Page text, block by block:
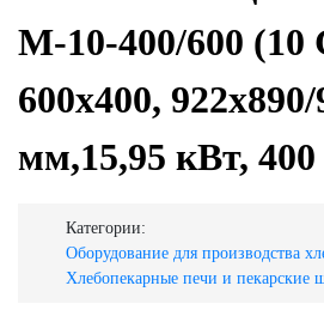
М-10-400/600 (10
600х400,
мм,15,95 кВт,
Категории:
Оборудование для производства
Хлебопекарные печи и пекарские